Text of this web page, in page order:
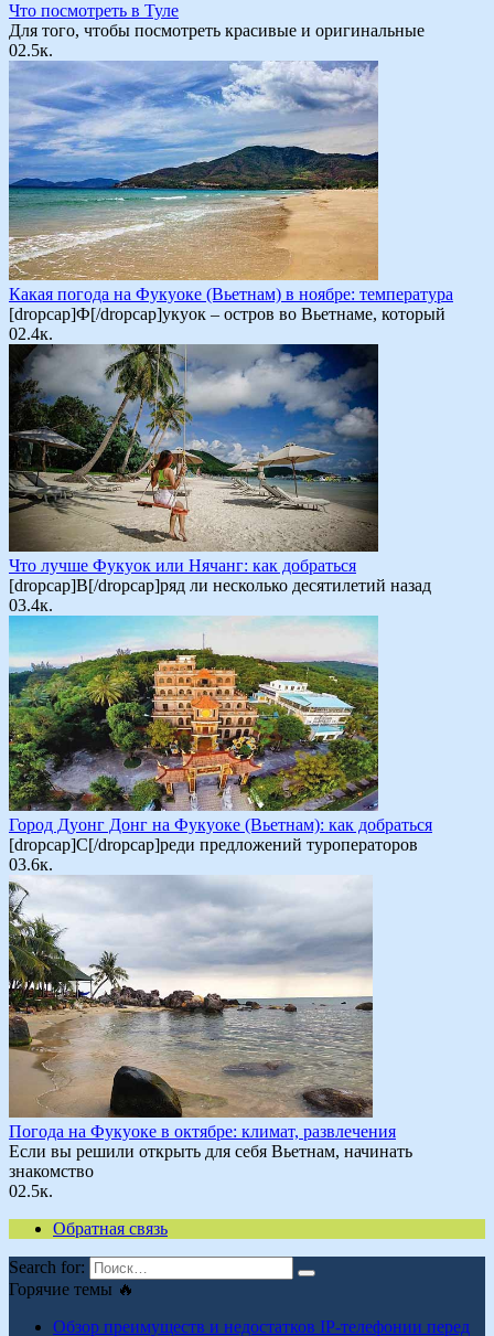
Что посмотреть в Туле
Для того, чтобы посмотреть красивые и оригинальные
02.5к.
Какая погода на Фукуоке (Вьетнам) в ноябре: температура
[dropcap]Ф[/dropcap]укуок – остров во Вьетнаме, который
02.4к.
Что лучше Фукуок или Нячанг: как добраться
[dropcap]В[/dropcap]ряд ли несколько десятилетий назад
03.4к.
Город Дуонг Донг на Фукуоке (Вьетнам): как добраться
[dropcap]С[/dropcap]реди предложений туроператоров
03.6к.
Погода на Фукуоке в октябре: климат, развлечения
Если вы решили открыть для себя Вьетнам, начинать
знакомство
02.5к.
Обратная связь
Search for:
Горячие темы 🔥
Обзор преимуществ и недостатков IP-телефонии перед